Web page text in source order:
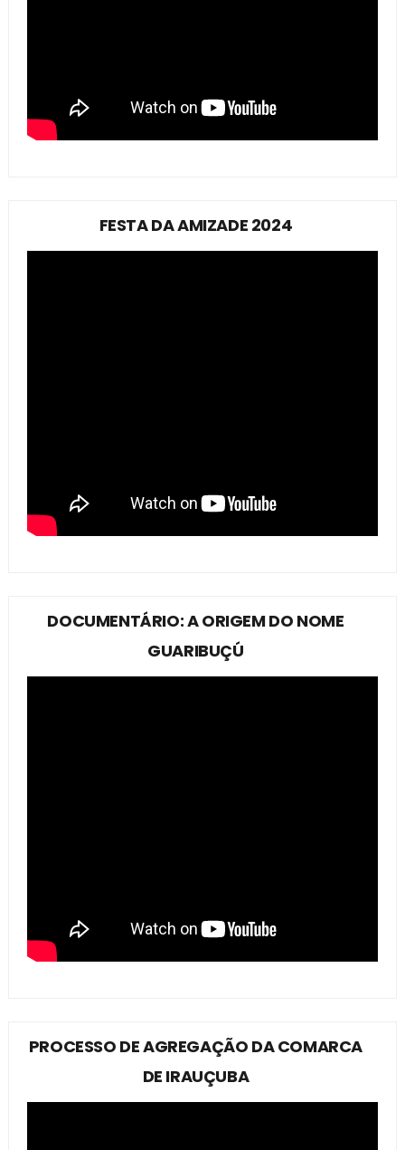
FESTA DA AMIZADE 2024
DOCUMENTÁRIO: A ORIGEM DO NOME
GUARIBUÇÚ
PROCESSO DE AGREGAÇÃO DA COMARCA
DE IRAUÇUBA